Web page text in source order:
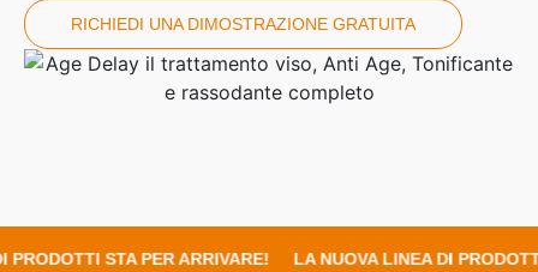
RICHIEDI UNA DIMOSTRAZIONE GRATUITA
STA PER ARRIVARE! LA NUOVA LINEA DI